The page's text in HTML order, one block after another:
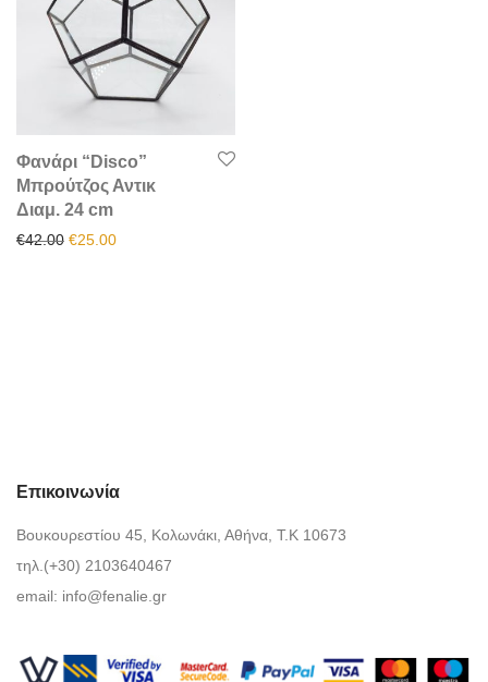
Φανάρι “Disco”
Μπρούτζος Αντικ
Διαμ. 24 cm
€42.00 Original price was: €42.00.
€25.00Η τρέχουσα τιμή είναι: €25.00.
Επικοινωνία
Βουκουρεστίου 45, Κολωνάκι, Αθήνα, Τ.Κ 10673
τηλ.(+30) 2103640467
email: info@fenalie.gr